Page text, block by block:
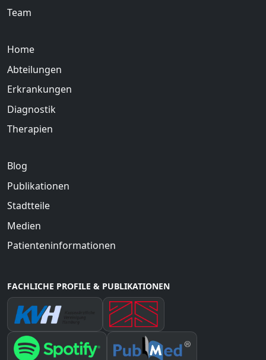
Team
Home
Abteilungen
Erkrankungen
Diagnostik
Therapien
Blog
Publikationen
Stadtteile
Medien
Patienteninformationen
FACHLICHE PROFILE & PUBLIKATIONEN